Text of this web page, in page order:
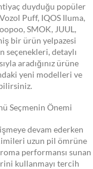
duyduğu popüler
Puff, IQOS Iluma,
SMOK, JUUL,
bir ürün yelpazesi
seçenekleri, detaylı
aradığınız ürüne
yeni modelleri ve
Seçmenin Önemi
devam ederken
uzun pil ömrüne
performansı sunan
kullanmayı tercih